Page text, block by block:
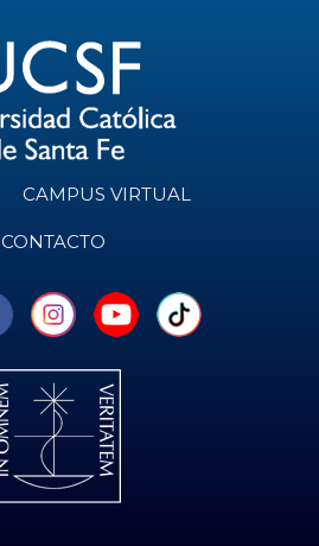
CAMPUS VIRTUAL
CONTACTO